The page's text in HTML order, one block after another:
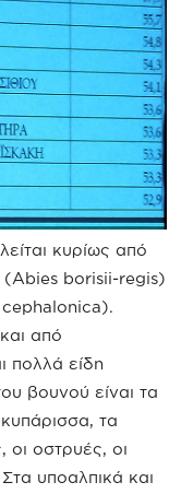
κυρίως από
(Abies borisii-regis)
cephalonica).
από
πολλά είδη
βουνού είναι τα
τα
οι οστρυές, οι
Στα υποαλπικά και